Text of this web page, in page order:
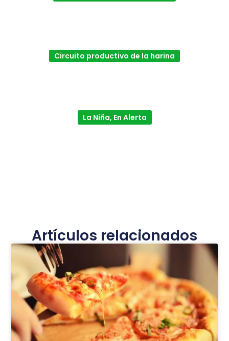
Circuito productivo de la harina
La Niña, En Alerta
Artículos relacionados